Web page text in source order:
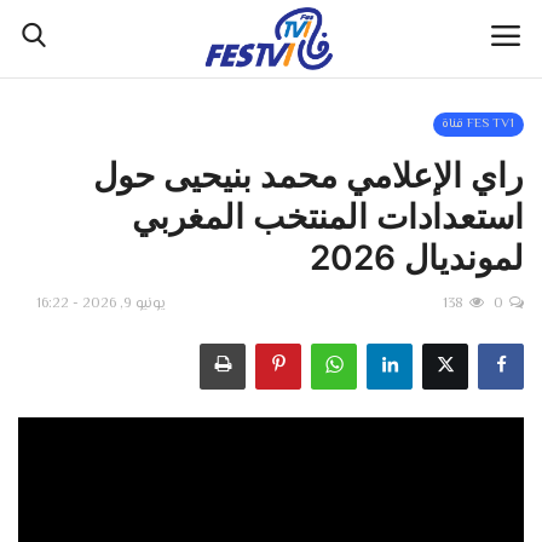
الصفحة الرئيسية
التواصل معنا
فريق العمل
FES TV1 قناة
مستجدات
FES TV1 قناة
راي الإعلامي محمد بنيحيى حول
استعدادات المنتخب المغربي
لمونديال 2026
يونيو 9, 2026 - 16:22 0
138